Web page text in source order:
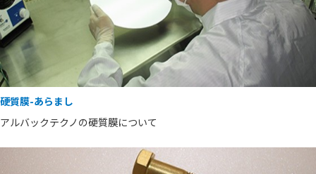
硬質膜-あらまし
アルバックテクノの硬質膜について